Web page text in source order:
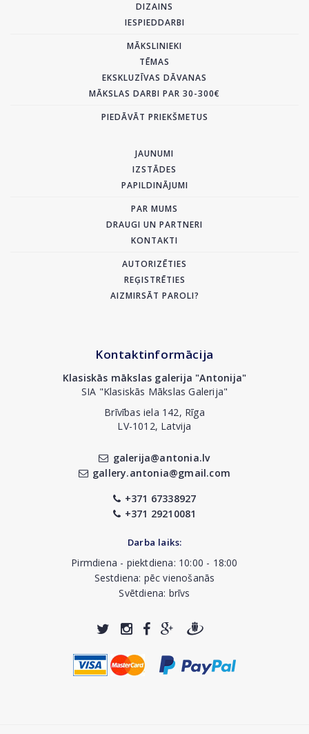
DIZAINS
IESPIEDDARBI
MĀKSLINIEKI
TĒMAS
EKSKLUZĪVAS DĀVANAS
MĀKSLAS DARBI PAR 30-300€
PIEDĀVĀT PRIEKŠMETUS
JAUNUMI
IZSTĀDES
PAPILDINĀJUMI
PAR MUMS
DRAUGI UN PARTNERI
KONTAKTI
AUTORIZĒTIES
REĢISTRĒTIES
AIZMIRSĀT PAROLI?
Kontaktinformācija
Klasiskās mākslas galerija "Antonija"
SIA "Klasiskās Mākslas Galerija"
Brīvības iela 142, Rīga
LV-1012, Latvija
galerija@antonia.lv
gallery.antonia@gmail.com
+371 67338927
+371 29210081
Darba laiks:
Pirmdiena - piektdiena: 10:00 - 18:00
Sestdiena: pēc vienošanās
Svētdiena: brīvs